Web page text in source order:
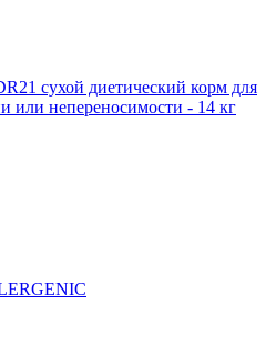
сухой диетический корм для
или непереносимости - 14 кг